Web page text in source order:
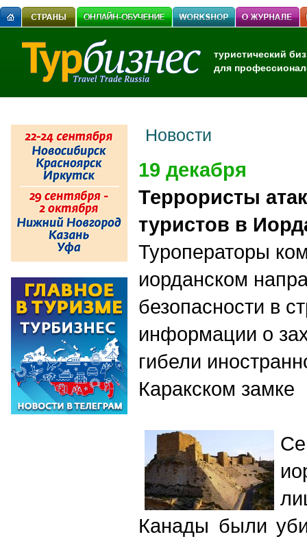
туристический
для
Новости
19 декабря
Террористы
туристов в
Туроператоры
иорданском
безопасности в
информации о
гибели
Каракском замке
Канады были